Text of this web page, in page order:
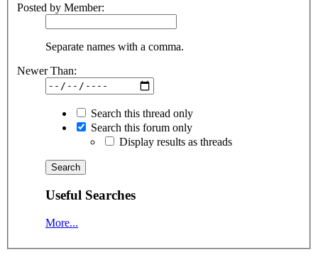
Posted by Member:
Separate names with a comma.
Newer Than:
Search this thread only
Search this forum only
Display results as threads
Useful Searches
More...